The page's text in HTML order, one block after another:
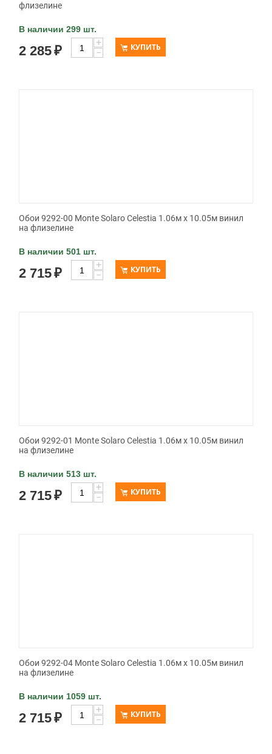
флизелине
В наличии 299 шт.
2 285₽
+
−
КУПИТЬ
Обои 9292-00 Monte Solaro Celestia 1.06м x 10.05м винил
на флизелине
В наличии 501 шт.
2 715₽
+
−
КУПИТЬ
Обои 9292-01 Monte Solaro Celestia 1.06м x 10.05м винил
на флизелине
В наличии 513 шт.
2 715₽
+
−
КУПИТЬ
Обои 9292-04 Monte Solaro Celestia 1.06м x 10.05м винил
на флизелине
В наличии 1059 шт.
2 715₽
+
−
КУПИТЬ